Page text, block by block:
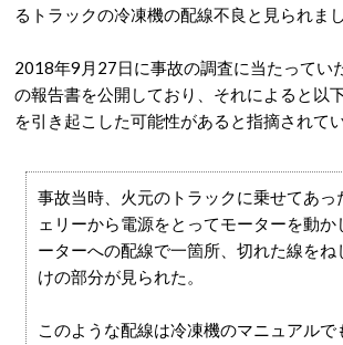
るトラックの冷凍機の配線不良と見られまし
2018年9月27日に事故の調査に当たってい
の報告書を公開しており、それによると以
を引き起こした可能性があると指摘されてい
事故当時、火元のトラックに乗せてあっ
ェリーから電源をとってモーターを動か
ーターへの配線で一箇所、切れた線をね
けの部分が見られた。
このような配線は冷凍機のマニュアルで